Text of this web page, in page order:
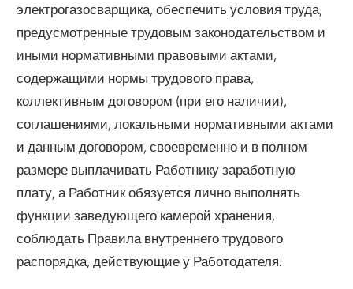
электрогазосварщика, обеспечить условия труда,
предусмотренные трудовым законодательством и
иными нормативными правовыми актами,
содержащими нормы трудового права,
коллективным договором (при его наличии),
соглашениями, локальными нормативными актами
и данным договором, своевременно и в полном
размере выплачивать Работнику заработную
плату, а Работник обязуется лично выполнять
функции заведующего камерой хранения,
соблюдать Правила внутреннего трудового
распорядка, действующие у Работодателя.